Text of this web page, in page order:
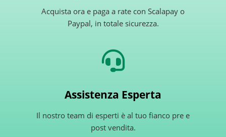
Acquista ora e paga a rate con Scalapay o
Paypal, in totale sicurezza.
Assistenza Esperta
Il nostro team di esperti è al tuo fianco pre e
post vendita.